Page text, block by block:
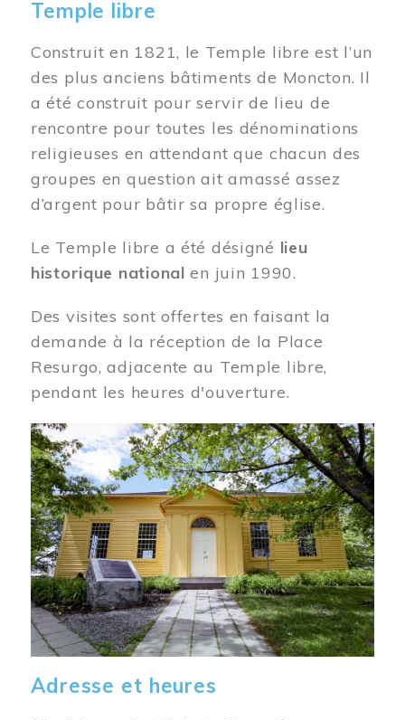
Temple libre
Construit en 1821, le Temple libre est l’un
des plus anciens bâtiments de Moncton. Il
a été construit pour servir de lieu de
rencontre pour toutes les dénominations
religieuses en attendant que chacun des
groupes en question ait amassé assez
d’argent pour bâtir sa propre église.
Le Temple libre a été désigné lieu
historique national en juin 1990.
Des visites sont offertes en faisant la
demande à la réception de la Place
Resurgo, adjacente au Temple libre,
pendant les heures d'ouverture.
Image
Adresse et heures